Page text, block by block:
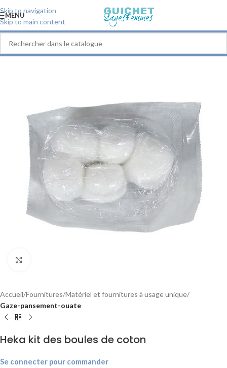
Skip to navigation
Skip to main content
MENU
Accueil Fournitures Matériel et fournitures à usage unique
Gaze-pansement-ouate
Heka kit des boules de coton
Se connecter pour commander